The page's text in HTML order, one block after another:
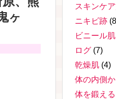
ヶ
スキンケ
ニキビ跡
ビニール肌
ログ (7)
乾燥肌 (4)
体の内側
体を鍛える